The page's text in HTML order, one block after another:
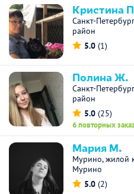
Кристина
Санкт-
район
5.0 (1)
Полина Ж.
Санкт-
район
5.0 (25)
6 повторных
Мария М.
Мурино, жилой
Мурино
5.0 (2)